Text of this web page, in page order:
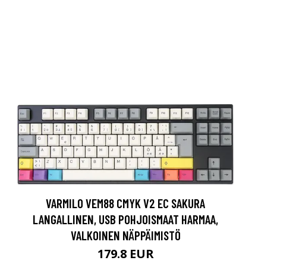
VARMILO VEM88 CMYK V2 EC SAKURA
LANGALLINEN, USB POHJOISMAAT HARMAA,
VALKOINEN NÄPPÄIMISTÖ
179.8 EUR